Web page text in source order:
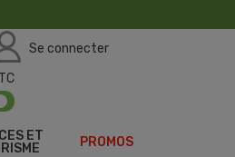
Se connecter
ET
PROMOS